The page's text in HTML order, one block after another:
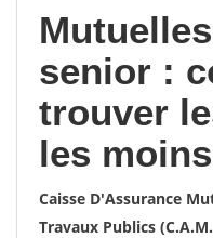
senior :
trouver
les
Caisse D'Assurance
Travaux Publics